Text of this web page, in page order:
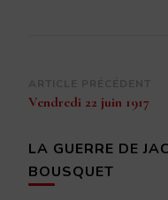
Navigation
d’article
Vendredi 22 juin 1917
LA GUERRE DE
BOUSQUET